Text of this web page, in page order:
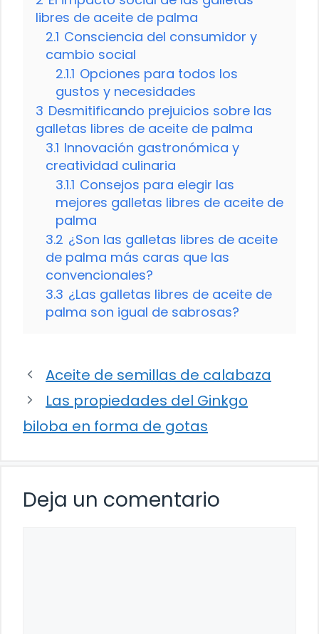
libres de aceite de palma
2.1 Consciencia del consumidor y
cambio social
2.1.1 Opciones para todos los
gustos y necesidades
3 Desmitificando prejuicios sobre las
galletas libres de aceite de palma
3.1 Innovación gastronómica y
creatividad culinaria
3.1.1 Consejos para elegir las
mejores galletas libres de aceite de
palma
3.2 ¿Son las galletas libres de aceite
de palma más caras que las
convencionales?
3.3 ¿Las galletas libres de aceite de
palma son igual de sabrosas?
Aceite de semillas de calabaza
Las propiedades del Ginkgo
biloba en forma de gotas
Deja un comentario